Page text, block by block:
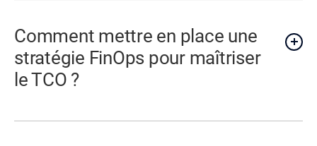
Comment mettre en place une
stratégie FinOps pour maîtriser
le TCO ?